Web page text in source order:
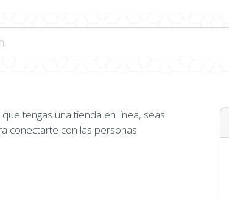
tengas una tienda en linea, seas
conectarte con las personas